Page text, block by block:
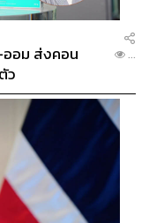
ออม ส่งคอน
ว
...